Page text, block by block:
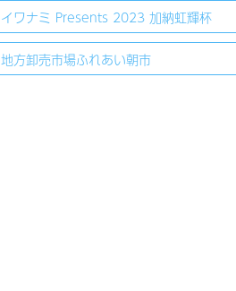
イワナミ Presents 2023 加納虹輝杯
地方卸売市場ふれあい朝市